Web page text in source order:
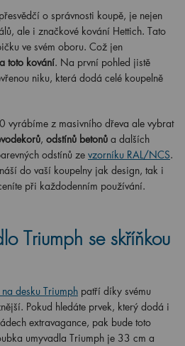
o správnosti koupě, je nejen
ale i značkové kování Hettich. Tato
ve svém oboru. Což jen
toto kování. Na první pohled jistě
niku, která dodá celé koupelně
vyrábíme z masivního dřeva ale vybrat
, odstínů betonů a dalších
odstínů ze vzorníku RAL/NCS.
do vaší koupelny jak design, tak i
při každodenním používání.
Triumph se skříňkou
desku Triumph patří díky svému
Pokud hledáte prvek, který dodá i
extravagance, pak bude toto
umyvadla Triumph je 33 cm a